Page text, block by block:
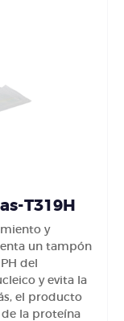
T319H
y
un tampón
del
y evita la
el producto
la proteína